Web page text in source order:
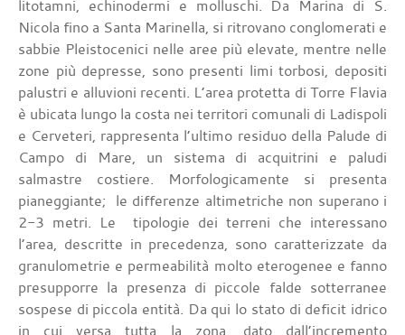
litotamni, echinodermi e molluschi. Da Marina di S.
Nicola fino a Santa Marinella, si ritrovano conglomerati e
sabbie Pleistocenici nelle aree più elevate, mentre nelle
zone più depresse, sono presenti limi torbosi, depositi
palustri e alluvioni recenti. L’area protetta di Torre Flavia
è ubicata lungo la costa nei territori comunali di Ladispoli
e Cerveteri, rappresenta l’ultimo residuo della Palude di
Campo di Mare, un sistema di acquitrini e paludi
salmastre costiere. Morfologicamente si presenta
pianeggiante; le differenze altimetriche non superano i
2-3 metri. Le tipologie dei terreni che interessano
l’area, descritte in precedenza, sono caratterizzate da
granulometrie e permeabilità molto eterogenee e fanno
presupporre la presenza di piccole falde sotterranee
sospese di piccola entità. Da qui lo stato di deficit idrico
in cui versa tutta la zona, dato dall’incremento